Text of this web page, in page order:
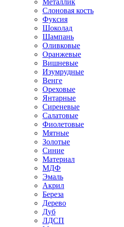
Металлик
Слоновая кость
Фуксия
Шоколад
Шампань
Оливковые
Оранжевые
Вишневые
Изумрудные
Венге
Ореховые
Янтарные
Сиреневые
Салатовые
Фиолетовые
Мятные
Золотые
Синие
Материал
МДФ
Эмаль
Акрил
Береза
Дерево
Дуб
ЛДСП